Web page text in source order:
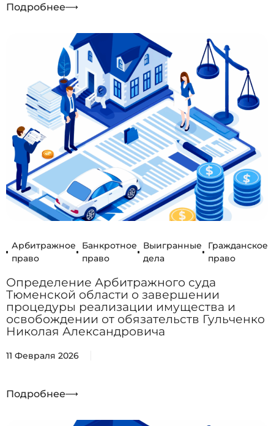
Подробнее
Арбитражное
право
Банкротное
право
Выигранные
дела
Гражданское
право
Определение Арбитражного суда
Тюменской области о завершении
процедуры реализации имущества и
освобождении от обязательств Гульченко
Николая Александровича
11 Февраля 2026
Подробнее